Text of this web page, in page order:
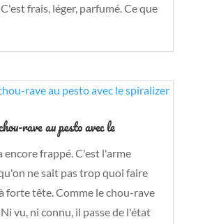
frais, léger, parfumé. Ce que
rave au pesto avec le
encore frappé. C'est l'arme
ne sait pas trop quoi faire
forte tête. Comme le chou-rave
vu, ni connu, il passe de l'état